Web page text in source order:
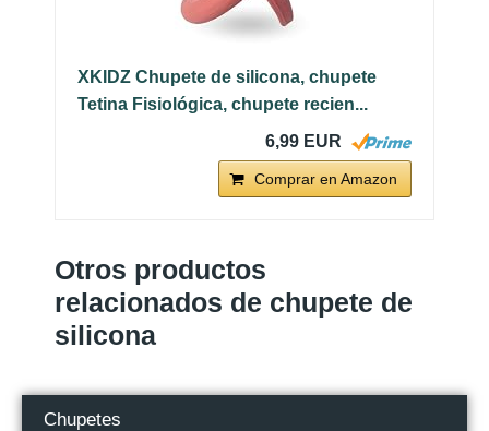
XKIDZ Chupete de silicona, chupete
Tetina Fisiológica, chupete recien...
6,99 EUR
Comprar en Amazon
Otros productos
relacionados de chupete de
silicona
Chupetes